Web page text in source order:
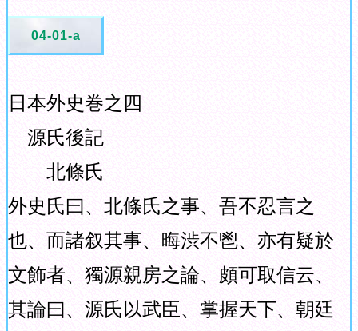
04-01-a
日本外史巻之四
源氏後記
北條氏
外史氏曰、北條氏之事、吾不忍言之
也、而諸叙其事、晦渋不鬯、亦有疑於
文飾者、獨源親房之論、頗可取信云、
其論曰、源氏以武臣、掌握天下、朝廷